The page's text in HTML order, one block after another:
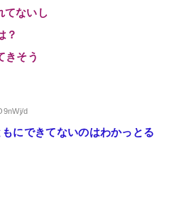
てないし
？
きそう
d
にできてないのはわかっとる